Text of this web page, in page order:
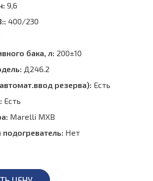
9,6
400/230
бака, л: 200±10
Д246.2
резерва): Есть
Есть
Marelli MXB
Нет